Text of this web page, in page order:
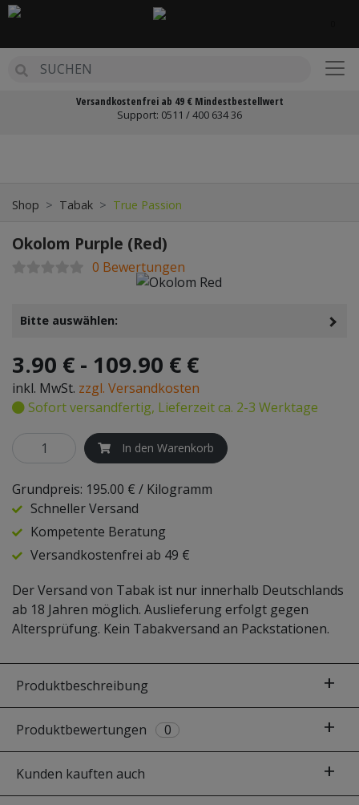
MR.EDS
AMY DELUXE
CRYSTALIA
ESCOBAR
MIG
PANAME
SKYNET
STEAMULATION
TRADI SHISHA
Versandkostenfrei ab 49 € Mindestbestellwert
Support: 0511 / 400 634 36
Shop Tabak True Passion
Okolom Purple (Red)
0 Bewertungen
Bitte auswählen:
20g
200g
1000g
3.90 € - 109.90 € €
inkl. MwSt. zzgl. Versandkosten
Sofort versandfertig, Lieferzeit ca. 2-3 Werktage
In den Warenkorb
Grundpreis: 195.00 € / Kilogramm
Schneller Versand
Kompetente Beratung
Versandkostenfrei ab 49 €
Der Versand von Tabak ist nur innerhalb Deutschlands
ab 18 Jahren möglich. Auslieferung erfolgt gegen
Altersprüfung. Kein Tabakversand an Packstationen.
Produktbeschreibung
Produktbewertungen 0
Kunden kauften auch